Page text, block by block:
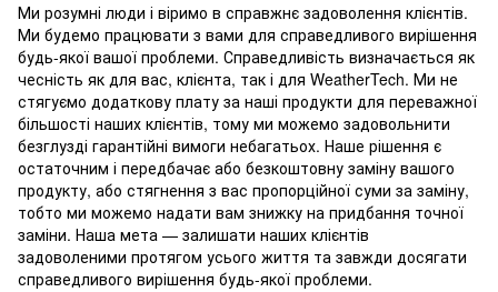
Ми розумні люди і віримо в справжнє задоволення клієнтів.
Ми будемо працювати з вами для справедливого вирішення
будь-якої вашої проблеми. Справедливість визначається як
чесність як для вас, клієнта, так і для WeatherTech. Ми не
стягуємо додаткову плату за наші продукти для переважної
більшості наших клієнтів, тому ми можемо задовольнити
безглузді гарантійні вимоги небагатьох. Наше рішення є
остаточним і передбачає або безкоштовну заміну вашого
продукту, або стягнення з вас пропорційної суми за заміну,
тобто ми можемо надати вам знижку на придбання точної
заміни. Наша мета — залишати наших клієнтів
задоволеними протягом усього життя та завжди досягати
справедливого вирішення будь-якої проблеми.